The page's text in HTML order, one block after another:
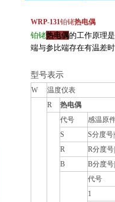
WRP-131铂铑热电偶
铂铑热电偶的工作原理是
端与参比端存在有温差
型号表示
W
温度仪表
R
热电偶
代号
感温原
S
S分度号
R
R分度
B
B分度号
代号
1